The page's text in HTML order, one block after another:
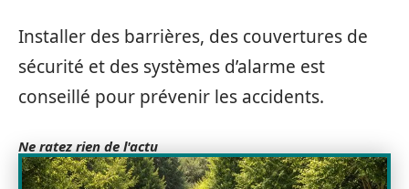
Installer des barrières, des couvertures de
sécurité et des systèmes d’alarme est
conseillé pour prévenir les accidents.
Ne ratez rien de l'actu